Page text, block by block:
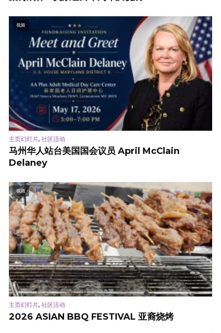
视频
主页幻灯片, 社区活动
马州华人站台美国国会议员 April McClain
Delaney
视频
主页幻灯片, 社区活动
2026 ASIAN BBQ FESTIVAL 亚裔烧烤